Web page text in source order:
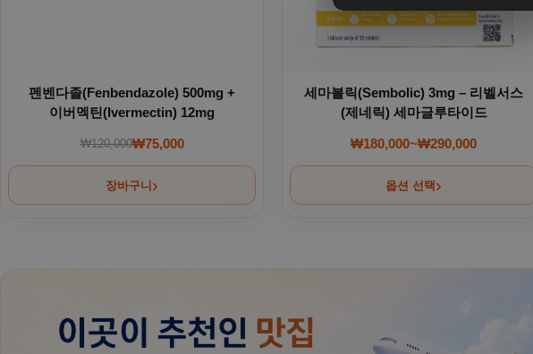
펜벤다졸(Fenbendazole) 500mg +
이버멕틴(Ivermectin) 12mg
₩120,000원래 가격: ₩120,000.
₩75,000
현재 가격: ₩75,000.
장바구니
세마볼릭(Sembolic) 3mg – 리벨서스
(제네릭) 세마글루타이드
₩180,000~₩290,000
가격 범위:
옵션 선택